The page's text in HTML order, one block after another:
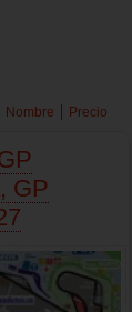
Nombre Precio
GP